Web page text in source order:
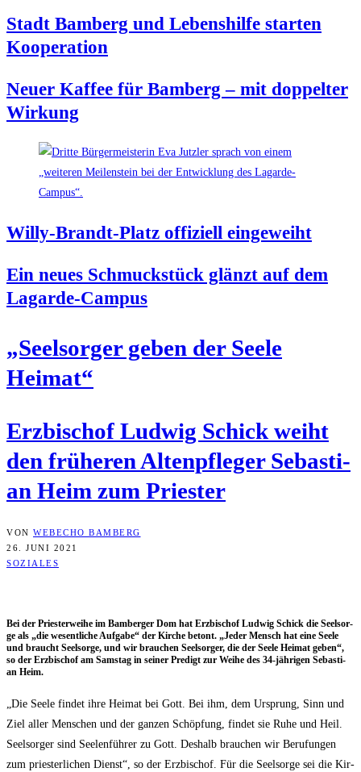
Stadt Bam­berg und Lebens­hil­fe star­ten
Kooperation
Neu­er Kaf­fee für Bam­berg – mit dop­pel­ter
Wirkung
Wil­ly-Brandt-Platz offi­zi­ell eingeweiht
Ein neu­es Schmuck­stück glänzt auf dem
Lagarde-Campus
„Seel­sor­ger geben der See­le
Heimat“
Erz­bi­schof Lud­wig Schick weiht
den frü­he­ren Alten­pfle­ger Sebas­ti­
an Heim zum Priester
VON WEBECHO BAMBERG
26. JUNI 2021
SOZIALES
Bei der Pries­ter­wei­he im Bam­ber­ger Dom hat Erz­bi­schof Lud­wig Schick die Seel­sor­
ge als „die wesent­li­che Auf­ga­be“ der Kir­che betont. „Jeder Mensch hat eine See­le
und braucht Seel­sor­ge, und wir brau­chen Seel­sor­ger, die der See­le Hei­mat geben“,
so der Erz­bi­schof am Sams­tag in sei­ner Pre­digt zur Wei­he des 34-jäh­ri­gen Sebas­ti­
an Heim.
„Die See­le fin­det ihre Hei­mat bei Gott. Bei ihm, dem Ursprung, Sinn und
Ziel aller Men­schen und der gan­zen Schöp­fung, fin­det sie Ruhe und Heil.
Seel­sor­ger sind See­len­füh­rer zu Gott. Des­halb brau­chen wir Beru­fun­gen
zum pries­ter­li­chen Dienst“, so der Erz­bi­schof. Für die Seel­sor­ge sei die Kir­